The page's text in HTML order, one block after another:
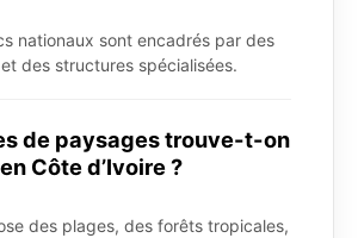
nationaux sont encadrés par des
des structures spécialisées.
de paysages trouve-t-on
en Côte d’Ivoire ?
des plages, des forêts tropicales,